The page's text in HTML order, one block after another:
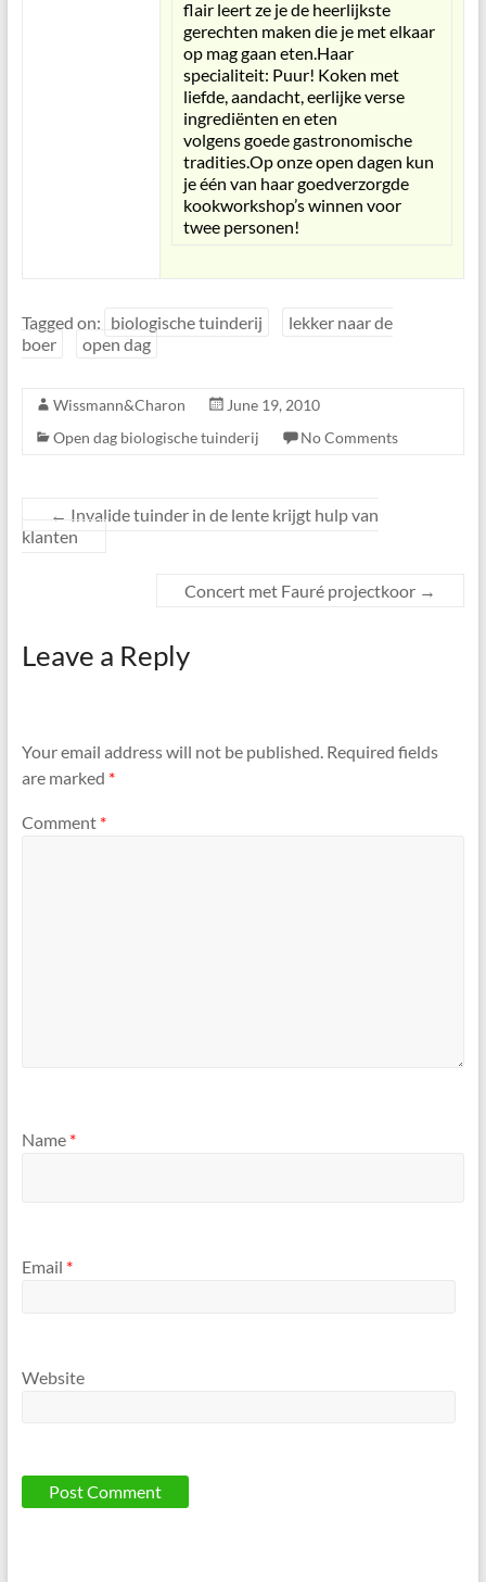
flair leert ze je de heerlijkste
gerechten maken die je met elkaar
op mag gaan eten.Haar
specialiteit: Puur! Koken met
liefde, aandacht, eerlijke verse
ingrediënten en eten
volgens goede gastronomische
tradities.Op onze open dagen kun
je één van haar goedverzorgde
kookworkshop’s winnen voor
twee personen!
Tagged on: biologische tuinderij
lekker naar de
boer
open dag
Wissmann&Charon
June 19, 2010
Open dag biologische tuinderij
No Comments
← Invalide tuinder in de lente krijgt hulp van
klanten
Concert met Fauré projectkoor →
Leave a Reply
Your email address will not be published. Required fields
are marked *
Comment *
Name *
Email *
Website